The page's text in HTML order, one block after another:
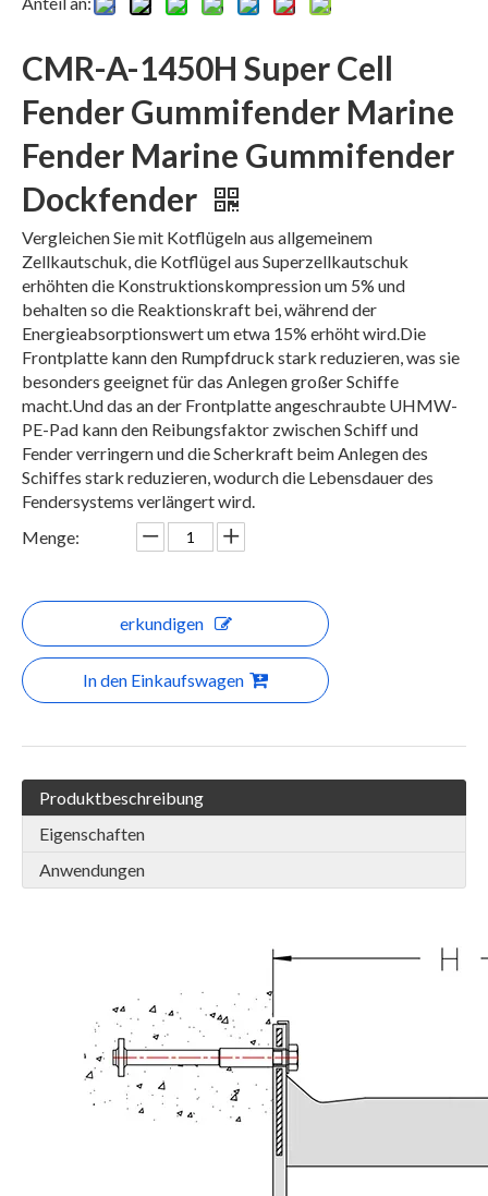
CMR-A-1450H Super Cell
Fender Gummifender Marine
Fender Marine Gummifender
Dockfender
Vergleichen Sie mit Kotflügeln aus allgemeinem
Zellkautschuk, die Kotflügel aus Superzellkautschuk
erhöhten die Konstruktionskompression um 5% und
behalten so die Reaktionskraft bei, während der
Energieabsorptionswert um etwa 15% erhöht wird.Die
Frontplatte kann den Rumpfdruck stark reduzieren, was sie
besonders geeignet für das Anlegen großer Schiffe
macht.Und das an der Frontplatte angeschraubte UHMW-
PE-Pad kann den Reibungsfaktor zwischen Schiff und
Fender verringern und die Scherkraft beim Anlegen des
Schiffes stark reduzieren, wodurch die Lebensdauer des
Fendersystems verlängert wird.
Menge:
erkundigen
In den Einkaufswagen
Produktbeschreibung
Eigenschaften
Anwendungen